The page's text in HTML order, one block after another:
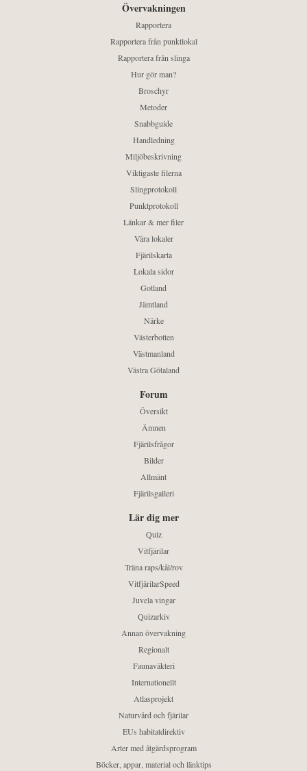
Övervakningen
Rapportera
Rapportera från punktlokal
Rapportera från slinga
Hur gör man?
Broschyr
Metoder
Snabbguide
Handledning
Miljöbeskrivning
Viktigaste filerna
Slingprotokoll
Punktprotokoll
Länkar & mer filer
Våra lokaler
Fjärilskarta
Lokala sidor
Gotland
Jämtland
Närke
Västerbotten
Västmanland
Västra Götaland
Forum
Översikt
Ämnen
Fjärilsfrågor
Bilder
Allmänt
Fjärilsgalleri
Lär dig mer
Quiz
Vitfjärilar
Träna raps/kål/rov
VitfjärilarSpeed
Juvela vingar
Quizarkiv
Annan övervakning
Regionalt
Faunaväkteri
Internationellt
Atlasprojekt
Naturvård och fjärilar
EUs habitatdirektiv
Arter med åtgärdsprogram
Böcker, appar, material och länktips